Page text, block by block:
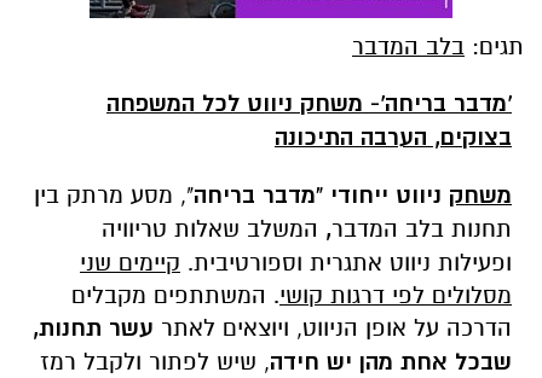
תגים: בלב המדבר
'מדבר בריחה'- משחק ניווט לכל המשפחה
בצוקים, הערבה התיכונה
משחק ניווט ייחודי "מדבר בריחה", מסע מרתק בין
תחנות בלב המדבר, המשלב שאלות טריוויה
ופעילות ניווט אתגרית וספורטיבית. קיימים שני
מסלולים לפי דרגות קושי. המשתתפים מקבלים
הדרכה על אופן הניווט, ויוצאים לאתר עשר תחנות,
שבכל אחת מהן יש חידה, שיש לפתור ולקבל רמז